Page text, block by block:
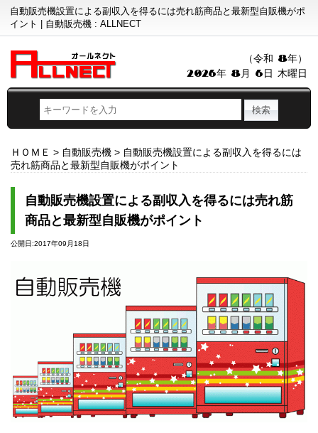
自動販売機設置による副収入を得るには売れ筋商品と最新型自販機がポ
イント | 自動販売機 : ALLNECT
（令和 8年）
2026年 8月 6日 木曜日
ＨＯＭＥ > 自動販売機 > 自動販売機設置による副収入を得るには
売れ筋商品と最新型自販機がポイント
自動販売機設置による副収入を得るには売れ筋
商品と最新型自販機がポイント
公開日:2017年09月18日